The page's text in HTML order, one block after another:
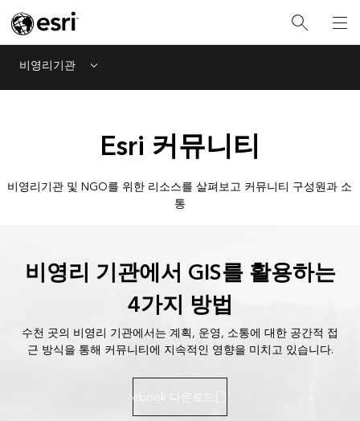
비영리기관 Menu
Esri 커뮤니티
비영리기관 및 NGO를 위한 리소스를 살펴보고 커뮤니티 구성원과 소
통
비영리 기관에서 GIS를 활용하는
4가지 방법
수천 곳의 비영리 기관에서는 계획, 운영, 소통에 대한 공간적 접
근 방식을 통해 커뮤니티에 지속적인 영향을 미치고 있습니다.
ebook 다운로드